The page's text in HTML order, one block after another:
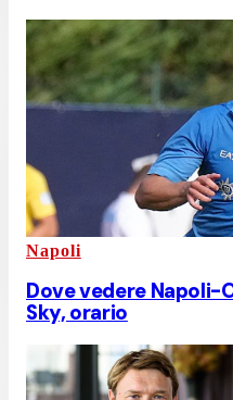
Napoli
Dove vedere Napoli-
Sky, orario